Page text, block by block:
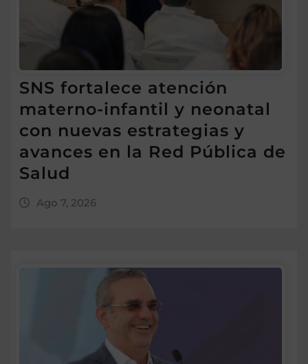
SNS fortalece atención
materno-infantil y neonatal
con nuevas estrategias y
avances en la Red Pública de
Salud
Ago 7, 2026